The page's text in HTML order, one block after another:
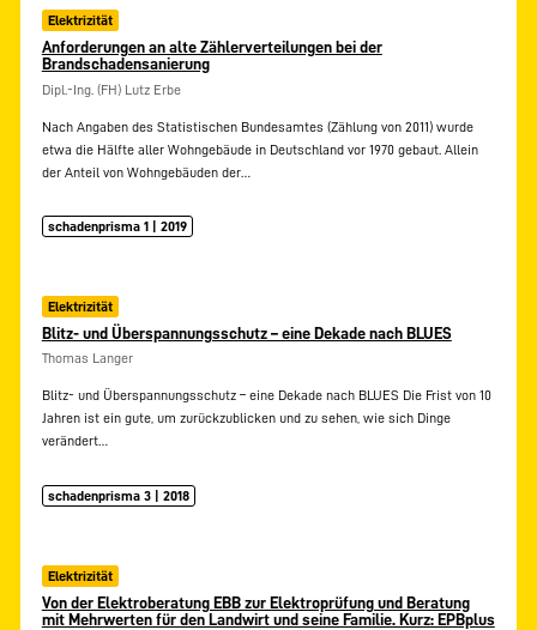
Elektrizität
Anforderungen an alte Zählerverteilungen bei der
Brandschadensanierung
Dipl.-Ing. (FH) Lutz Erbe
Nach Angaben des Statistischen Bundesamtes (Zählung von 2011) wurde
etwa die Hälfte aller Wohngebäude in Deutschland vor 1970 gebaut. Allein
der Anteil von Wohngebäuden der…
schadenprisma 1 | 2019
Elektrizität
Blitz- und Überspannungsschutz – eine Dekade nach BLUES
Thomas Langer
Blitz- und Überspannungsschutz – eine Dekade nach BLUES Die Frist von 10
Jahren ist ein gute, um zurückzublicken und zu sehen, wie sich Dinge
verändert…
schadenprisma 3 | 2018
Elektrizität
Von der Elektroberatung EBB zur Elektroprüfung und Beratung
mit Mehrwerten für den Landwirt und seine Familie. Kurz: EPBplus